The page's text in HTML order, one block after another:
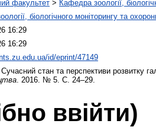
факультет > Кафедра зоології,
біологічного моніторингу та
16:29
16:29
id/eprint/47149
Сучасний стан та перспективи розвитку
. 2016. № 5. С. 24–29.
ввійти)